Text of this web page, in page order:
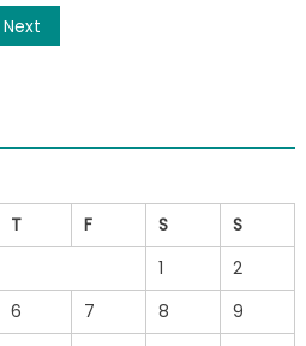
စနေနေ့)
Next
T F S
S
1
2
6 7 8
9